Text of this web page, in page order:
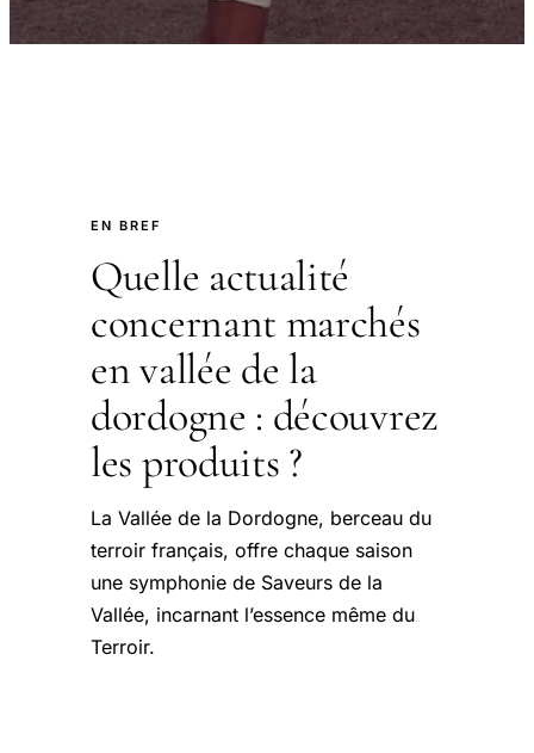
EN BREF
Quelle actualité
concernant marchés
en vallée de la
dordogne : découvrez
les produits ?
La Vallée de la Dordogne, berceau du
terroir français, offre chaque saison
une symphonie de Saveurs de la
Vallée, incarnant l’essence même du
Terroir.